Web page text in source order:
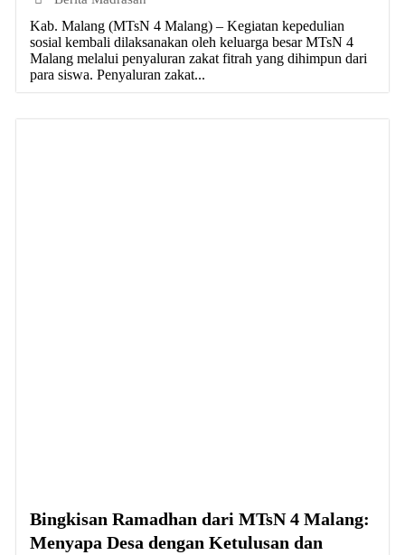
Kab. Malang (MTsN 4 Malang) – Kegiatan kepedulian
sosial kembali dilaksanakan oleh keluarga besar MTsN 4
Malang melalui penyaluran zakat fitrah yang dihimpun dari
para siswa. Penyaluran zakat...
Bingkisan Ramadhan dari MTsN 4 Malang:
Menyapa Desa dengan Ketulusan dan